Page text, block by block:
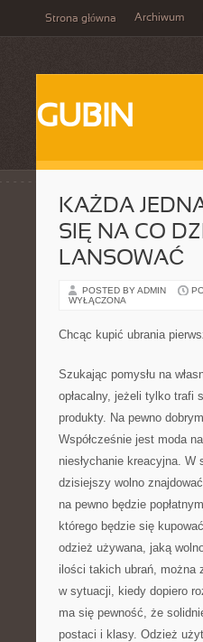
Strona główna Archiwum
GUBIN
KAŻDA
SIĘ NA CO
LANSOWAĆ
POSTED BY ADMIN
WYŁĄCZONA
Chcąc kupić ubrania
Szukając pomysłu na
opłacalny, jeżeli tylko trafi
produkty. Na pewno
Współcześnie jest moda
niesłychanie kreacyjna.
dzisiejszy wolno
na pewno będzie
którego będzie się
odzież używana, jaką
ilości takich ubrań, można
w sytuacji, kiedy dopiero
ma się pewność, że
postaci i klasy. Odzież